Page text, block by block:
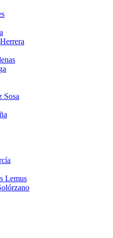
Sosa
Lemus